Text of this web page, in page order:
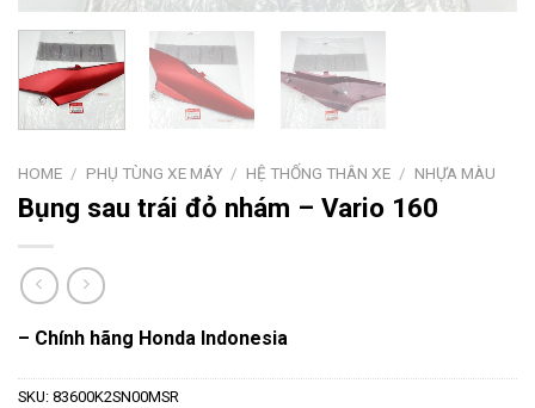
HOME / PHỤ TÙNG XE MÁY / HỆ THỐNG THÂN XE / NHỰA MÀU
Bụng sau trái đỏ nhám – Vario 160
– Chính hãng Honda Indonesia
SKU: 83600K2SN00MSR